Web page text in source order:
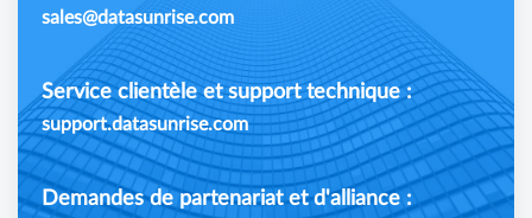
sales@datasunrise.com
Service clientèle et support technique :
support.datasunrise.com
Demandes de partenariat et d'alliance :